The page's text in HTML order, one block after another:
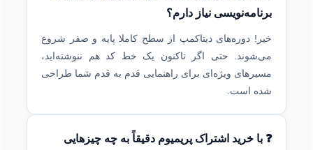
برنامه‌نویسی نیاز دارم؟
خیر! دوره‌های دیتاکمپ از سطح کاملا پایه و صفر شروع
می‌شوند. حتی اگر تاکنون یک خط کد هم ننوشته‌اید،
مسیرهای ویژه‌ای برای راهنمایی قدم به قدم شما طراحی
شده است.
❓ با خرید اشتراک پریمیوم دقیقاً به چه چیزهایی